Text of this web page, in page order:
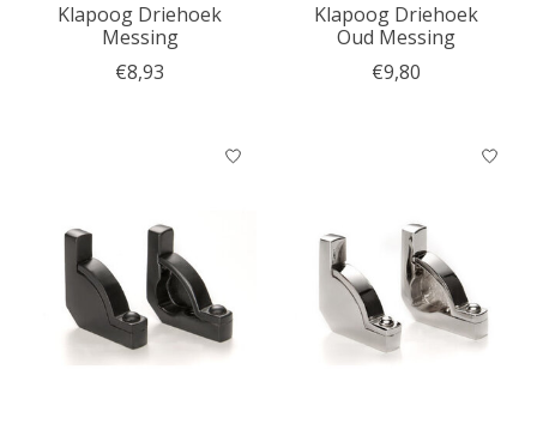
Klapoog Driehoek
Messing
€8,93
Klapoog Driehoek
Oud Messing
€9,80